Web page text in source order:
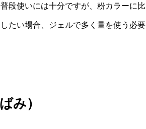
段使いには十分ですが、粉カラーに比
たい場合、ジェルで多く量を使う必要
み）